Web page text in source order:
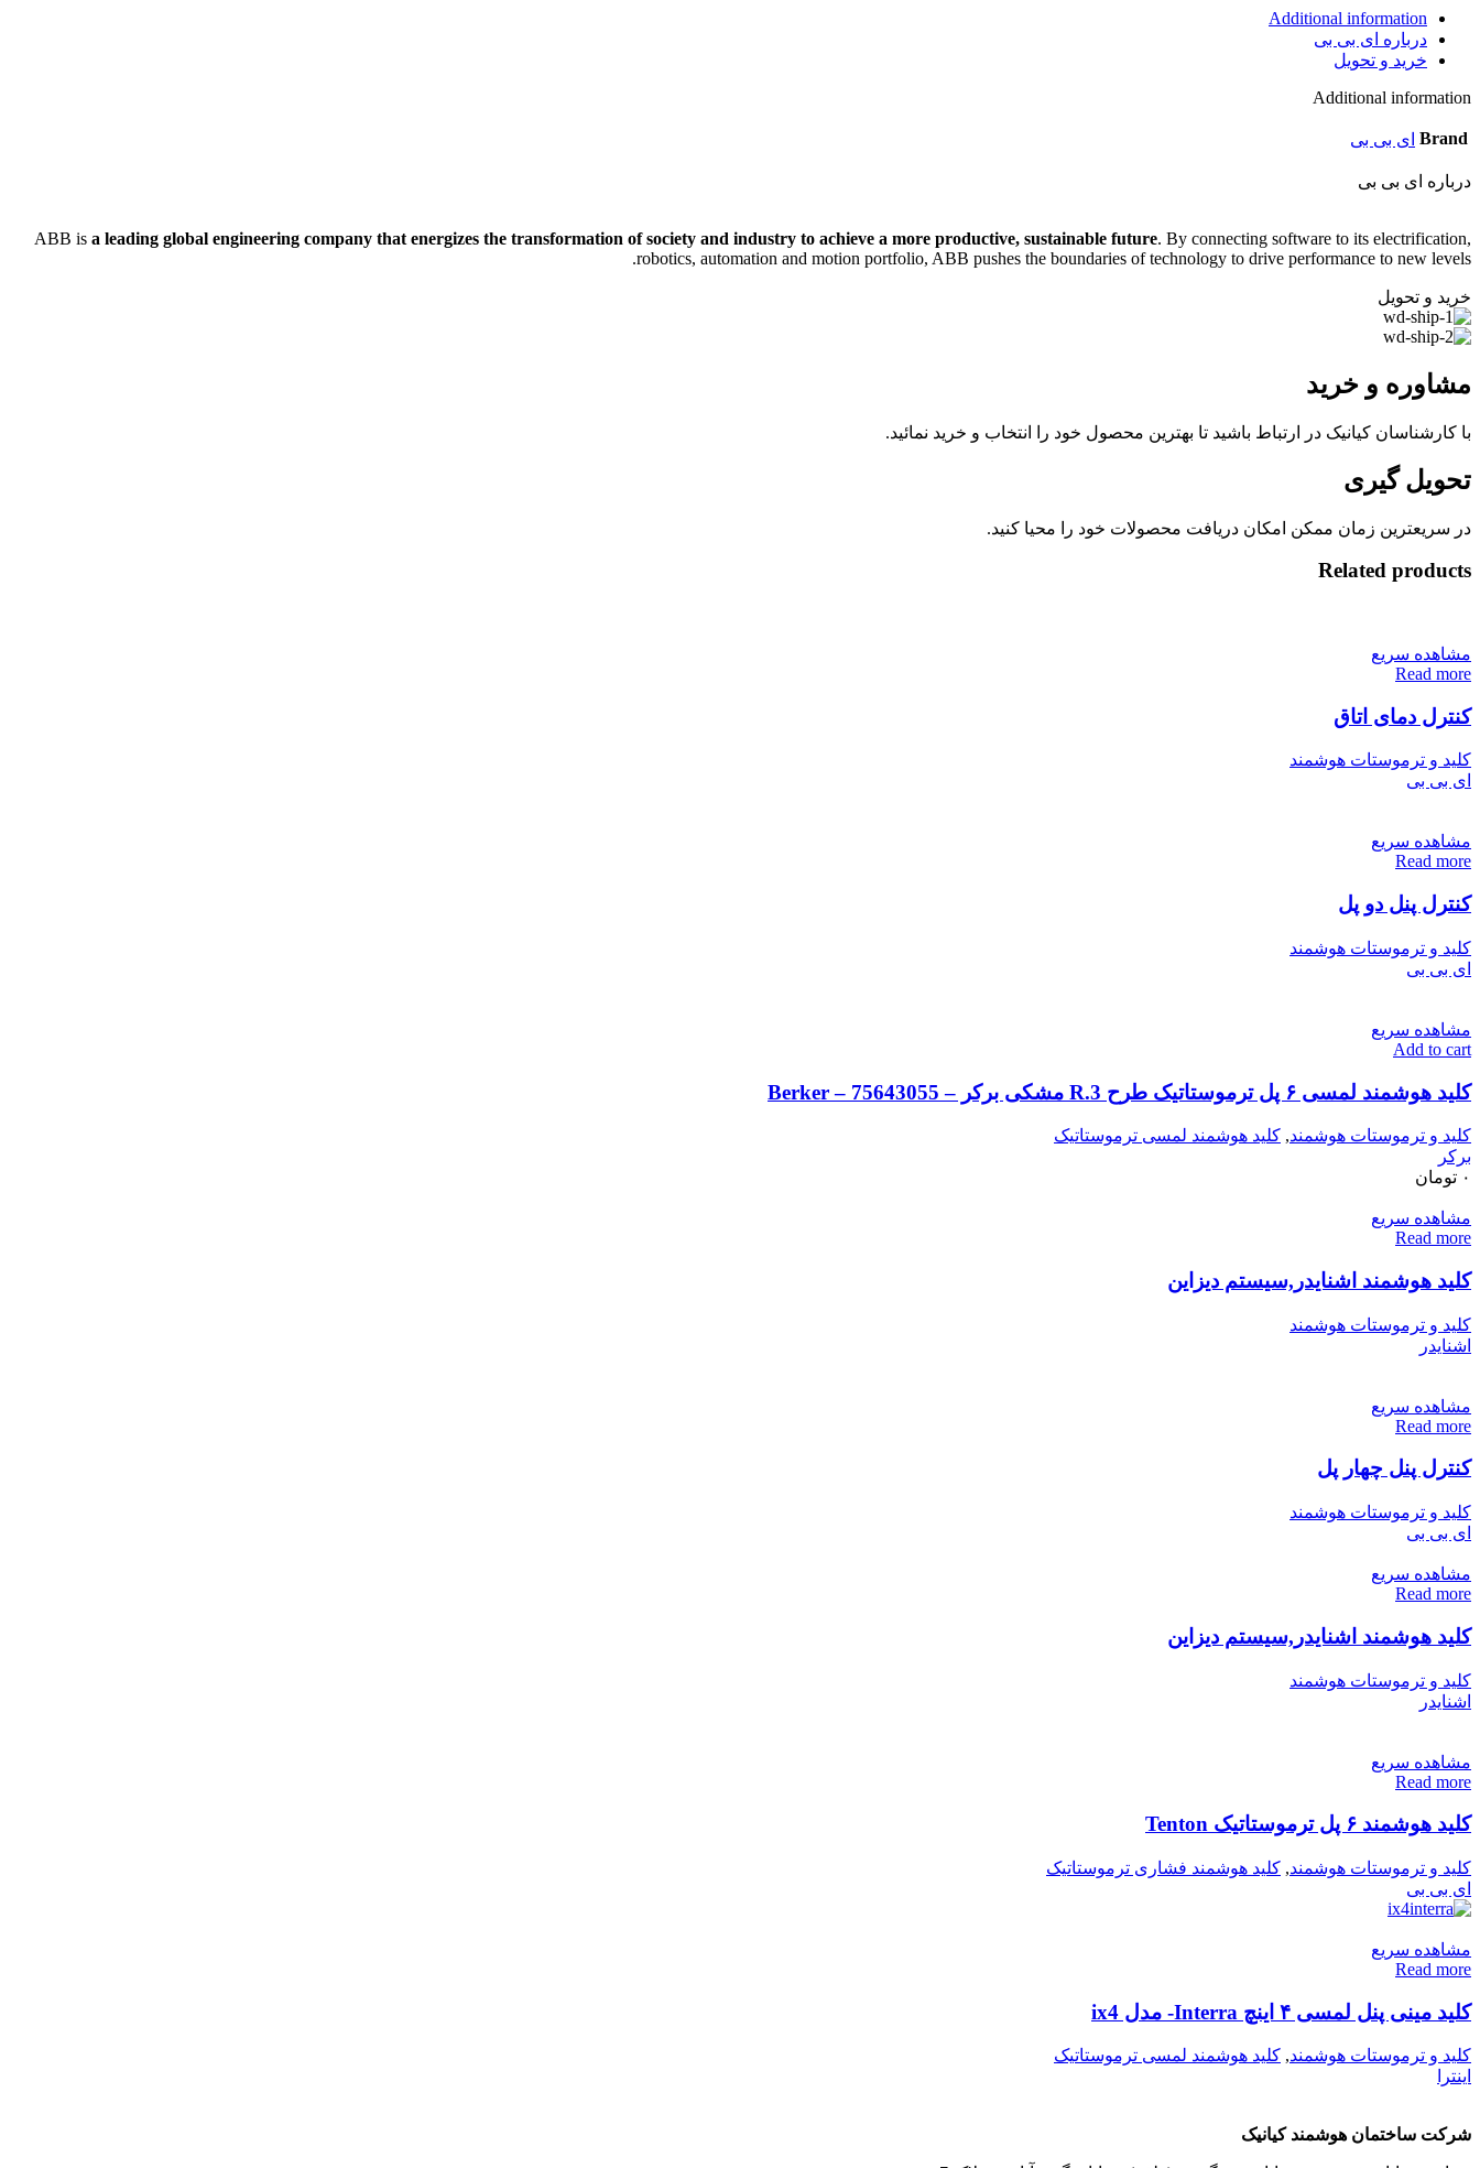
Additional information
درباره ای بی بی
خرید و تحویل
Additional information
Brand ای بی بی
درباره ای بی بی
ABB is a leading global engineering company that energizes the transformation of society and industry to achieve a more productive, sustainable future. By connecting software to its electrification,
robotics, automation and motion portfolio, ABB pushes the boundaries of technology to drive performance to new levels.
خرید و تحویل
مشاوره و خرید
با کارشناسان کیانیک در ارتباط باشید تا بهترین محصول خود را انتخاب و خرید نمائید.
تحویل گیری
در سریعترین زمان ممکن امکان دریافت محصولات خود را محیا کنید.
Related products
مشاهده سریع
Read more
کنترل دمای اتاق
کلید و ترموستات هوشمند
ای بی بی
مشاهده سریع
Read more
کنترل پنل دو پل
کلید و ترموستات هوشمند
ای بی بی
مشاهده سریع
Add to cart
کلید هوشمند لمسی ۶ پل ترموستاتیک طرح R.3 مشکی برکر – Berker – 75643055
کلید و ترموستات هوشمند, کلید هوشمند لمسی ترموستاتیک
برکر
۰ تومان
مشاهده سریع
Read more
کلید هوشمند اشنایدر,سیستم دیزاین
کلید و ترموستات هوشمند
اشنایدر
مشاهده سریع
Read more
کنترل پنل چهار پل
کلید و ترموستات هوشمند
ای بی بی
مشاهده سریع
Read more
کلید هوشمند اشنایدر,سیستم دیزاین
کلید و ترموستات هوشمند
اشنایدر
مشاهده سریع
Read more
کلید هوشمند ۶ پل ترموستاتیک Tenton
کلید و ترموستات هوشمند, کلید هوشمند فشاری ترموستاتیک
ای بی بی
مشاهده سریع
Read more
کلید مینی پنل لمسی ۴ اینچ Interra- مدل ix4
کلید و ترموستات هوشمند, کلید هوشمند لمسی ترموستاتیک
اینترا
شرکت ساختمان هوشمند کیانیک